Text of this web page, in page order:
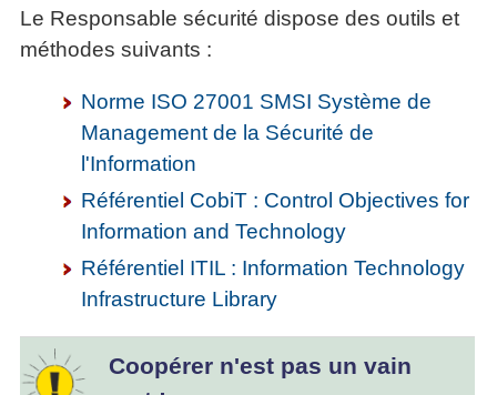
Le Responsable sécurité dispose des outils et
méthodes suivants :
Norme ISO 27001 SMSI Système de
Management de la Sécurité de
l'Information
Référentiel CobiT : Control Objectives for
Information and Technology
Référentiel ITIL : Information Technology
Infrastructure Library
Coopérer n'est pas un vain